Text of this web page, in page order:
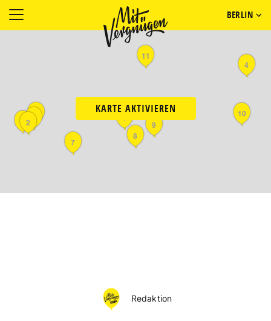
BERLIN
KARTE AKTIVIEREN
35
2
4
8
11
10
9
7
Redaktion